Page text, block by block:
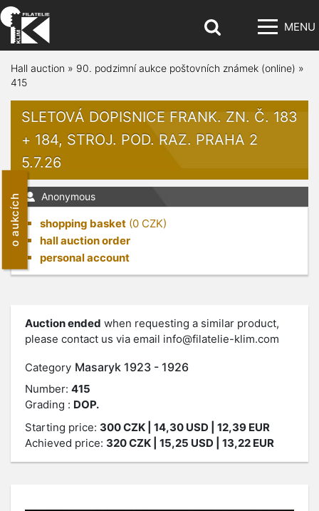
MENU
o aukcích
Hall auction » 90. podzimní aukce poštovních známek (online) »
415
SLETOVÁ DOPISNICE FRANK. ZN. Č. 183
+ 184, STROJ. POD. RAZ. PRAHA 2
5.7.26
Anonymous
shopping basket (0 CZK)
hall auction order
personal account
Auction ended when requesting a similar product,
please contact us via email info@filatelie-klim.com
Category Masaryk 1923 - 1926
Number: 415
Grading : DOP.
Starting price: 300CZK | 14,30 USD | 12,39 EUR
Achieved price: 320CZK | 15,25 USD | 13,22 EUR